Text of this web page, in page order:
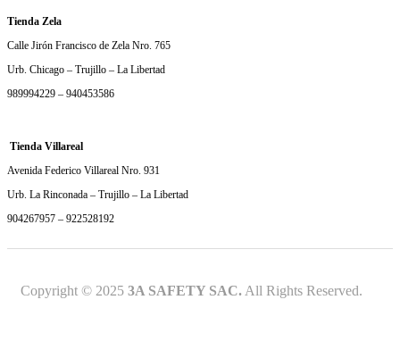
Tienda Zela
Calle Jirón Francisco de Zela Nro. 765
Urb. Chicago – Trujillo – La Libertad
989994229 – 940453586
Tienda Villareal
Avenida Federico Villareal Nro. 931
Urb. La Rinconada – Trujillo – La Libertad
904267957 – 922528192
Copyright © 2025 3A SAFETY SAC. All Rights Reserved.